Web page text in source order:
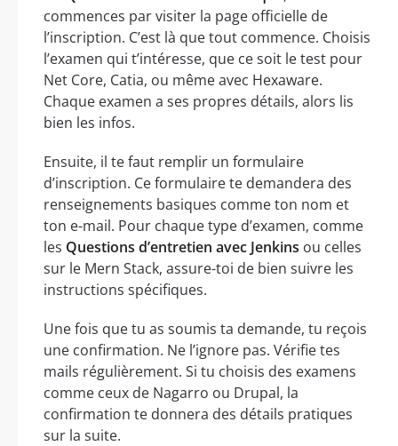
commences par visiter la page officielle de
l’inscription. C’est là que tout commence. Choisis
l’examen qui t’intéresse, que ce soit le test pour
Net Core, Catia, ou même avec Hexaware.
Chaque examen a ses propres détails, alors lis
bien les infos.
Ensuite, il te faut remplir un formulaire
d’inscription. Ce formulaire te demandera des
renseignements basiques comme ton nom et
ton e-mail. Pour chaque type d’examen, comme
les Questions d’entretien avec Jenkins ou celles
sur le Mern Stack, assure-toi de bien suivre les
instructions spécifiques.
Une fois que tu as soumis ta demande, tu reçois
une confirmation. Ne l’ignore pas. Vérifie tes
mails régulièrement. Si tu choisis des examens
comme ceux de Nagarro ou Drupal, la
confirmation te donnera des détails pratiques
sur la suite.